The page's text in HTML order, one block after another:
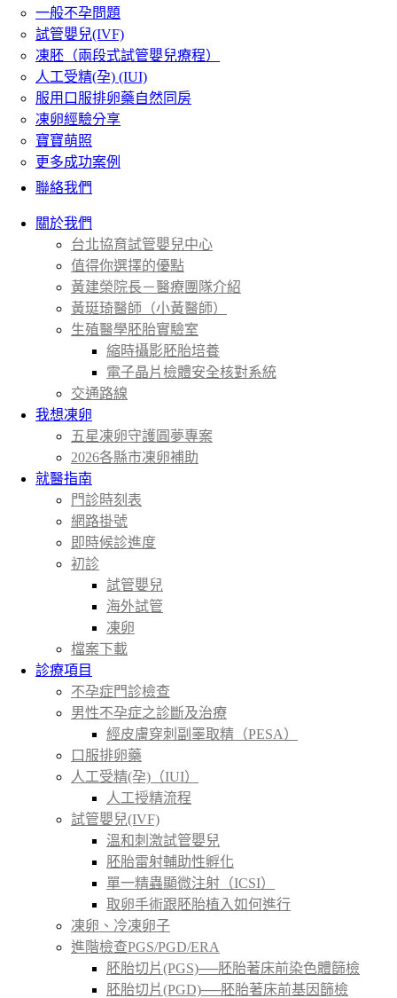
一般不孕問題
試管嬰兒(IVF)
凍胚（兩段式試管嬰兒療程）
人工受精(孕) (IUI)
服用口服排卵藥自然同房
凍卵經驗分享
寶寶萌照
更多成功案例
聯絡我們
關於我們
台北協育試管嬰兒中心
值得你選擇的優點
黃建榮院長－醫療團隊介紹
黃珽琦醫師（小黃醫師）
生殖醫學胚胎實驗室
縮時攝影胚胎培養
電子晶片檢體安全核對系統
交通路線
我想凍卵
五星凍卵守護圓夢專案
2026各縣市凍卵補助
就醫指南
門診時刻表
網路掛號
即時候診進度
初診
試管嬰兒
海外試管
凍卵
檔案下載
診療項目
不孕症門診檢查
男性不孕症之診斷及治療
經皮膚穿刺副睪取精（PESA）
口服排卵藥
人工受精(孕)（IUI）
人工授精流程
試管嬰兒(IVF)
溫和刺激試管嬰兒
胚胎雷射輔助性孵化
單一精蟲顯微注射（ICSI）
取卵手術跟胚胎植入如何進行
凍卵、冷凍卵子
進階檢查PGS/PGD/ERA
胚胎切片(PGS)──胚胎著床前染色體篩檢
胚胎切片(PGD)──胚胎著床前基因篩檢